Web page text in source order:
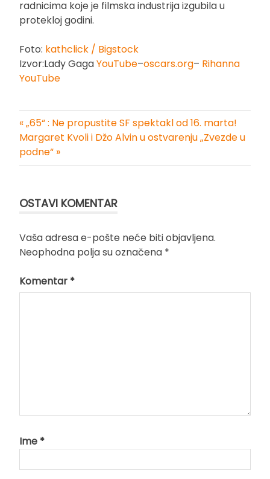
radnicima koje je filmska industrija izgubila u
protekloj godini.
Foto: kathclick / Bigstock
Izvor:Lady GagaYouTube–oscars.org– Rihanna
YouTube
Kretanje
članka
« „65“ : Ne propustite SF spektakl od 16. marta!
Margaret Kvoli i Džo Alvin u ostvarenju „Zvezde u
podne“ »
OSTAVI KOMENTAR
Vaša adresa e-pošte neće biti objavljena.
Neophodna polja su označena *
Komentar *
Ime *